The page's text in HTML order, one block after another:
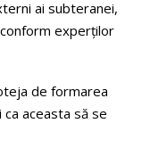
ai subteranei,
experților
de formarea
aceasta să se